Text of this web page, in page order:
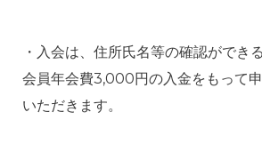
・入会は、住所氏名等の確認ができ
会員年会費3,000円の入金をもって
いただきます。